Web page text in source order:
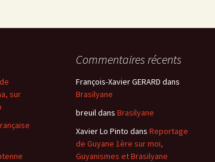
sur
Commentaires récents
François-Xavier GERARD dans
Brasilyane
breuildans Brasilyane
Xavier Lo Pinto dans Reportage
de Guyane 1ère sur moi,
Guyanismes et Brasilyane